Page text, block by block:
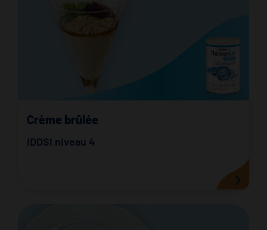
Crème brûlée
IDDSI niveau 4